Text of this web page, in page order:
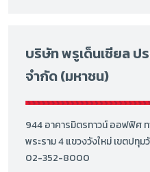
บริษัท พรูเด็นเชียล ป
จำกัด (มหาชน)
944 อาคารมิตรทาวน์ ออฟฟิศ ท
พระราม 4 แขวงวังใหม่ เขตปทุ
02-352-8000